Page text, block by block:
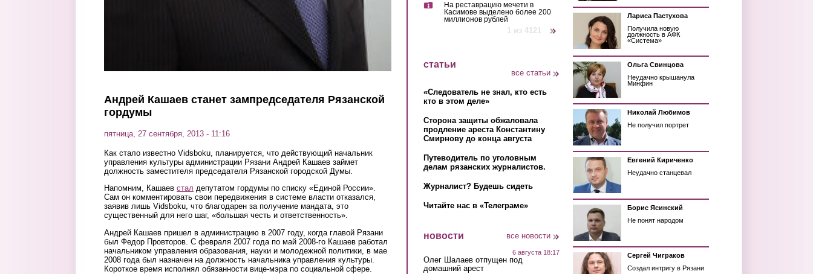
Андрей Кашаев станет зампредседателя Рязанской
гордумы
пятница, 27 сентября, 2013 - 11:16
Как стало известно Vidsboku, планируется, что действующий начальник
управления культуры администрации Рязани Андрей Кашаев займет
должность заместителя председателя Рязанской городской Думы.
Напомним, Кашаев стал депутатом гордумы по списку «Единой России».
Сам он комментировать свои передвижения в системе власти отказался,
заявив лишь Vidsboku, что благодарен за получение мандата, это
существенный для него шаг, «большая честь и ответственность».
Андрей Кашаев пришел в администрацию в 2007 году, когда главой Рязани
был Федор Провторов. С февраля 2007 года по май 2008-го Кашаев работал
начальником управления образования, науки и молодежной политики, в мае
2008 года был назначен на должность начальника управления культуры.
Короткое время исполнял обязанности вице-мэра по социальной сфере.
На реставрацию мечети в
Касимове выделено более 200
миллионов рублей
1 из 4121
статьи
все статьи
«Следователь не знал, кто есть
кто в этом деле»
Сторона защиты обжаловала
продление ареста Константину
Смирнову до конца августа
Путеводитель по уголовным
делам рязанских журналистов.
Журналист? Будешь сидеть
Читайте нас в «Телеграме»
новости все новости
6 августа 18:17
Олег Шалаев отпущен под
домашний арест
Лариса Пастухова
Получила новую
должность в АФК
«Система»
Ольга Свинцова
Неудачно крышанула
Минфин
Николай Любимов
Не получил портрет
Евгений Кириченко
Неудачно станцевал
Борис Ясинский
Не понят народом
Сергей Чиграков
Создал интригу в Рязани